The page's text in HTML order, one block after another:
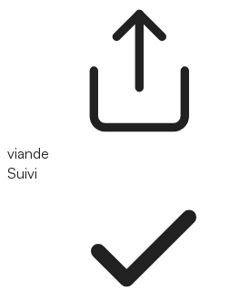
viande
Suivi